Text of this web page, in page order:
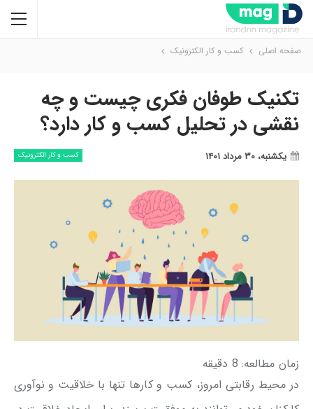
صفحه اصلی کسب و کار الکترونیک
تکنیک طوفان فکری چیست و چه
نقشی در تحلیل کسب و کار دارد؟
کسب و کار الکترونیک یکشنبه، ۳۰ مرداد ۱۴۰۱
زمان مطالعه: 8 دقیقه
در محیط رقابتی امروز، کسب و کارها تنها با خلاقیت و نوآوری